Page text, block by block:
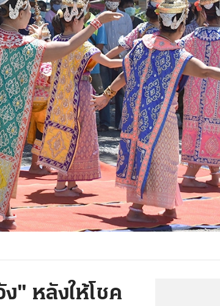
" หลังให้โชค